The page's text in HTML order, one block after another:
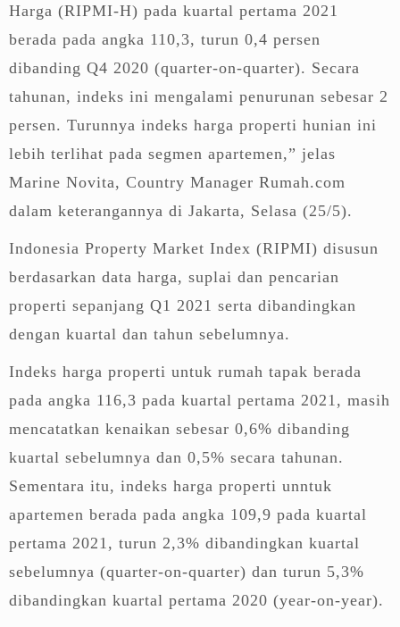
Harga (RIPMI-H) pada kuartal pertama 2021
berada pada angka 110,3, turun 0,4 persen
dibanding Q4 2020 (quarter-on-quarter). Secara
tahunan, indeks ini mengalami penurunan sebesar 2
persen. Turunnya indeks harga properti hunian ini
lebih terlihat pada segmen apartemen,” jelas
Marine Novita, Country Manager Rumah.com
dalam keterangannya di Jakarta, Selasa (25/5).
Indonesia Property Market Index (RIPMI) disusun
berdasarkan data harga, suplai dan pencarian
properti sepanjang Q1 2021 serta dibandingkan
dengan kuartal dan tahun sebelumnya.
Indeks harga properti untuk rumah tapak berada
pada angka 116,3 pada kuartal pertama 2021, masih
mencatatkan kenaikan sebesar 0,6% dibanding
kuartal sebelumnya dan 0,5% secara tahunan.
Sementara itu, indeks harga properti unntuk
apartemen berada pada angka 109,9 pada kuartal
pertama 2021, turun 2,3% dibandingkan kuartal
sebelumnya (quarter-on-quarter) dan turun 5,3%
dibandingkan kuartal pertama 2020 (year-on-year).